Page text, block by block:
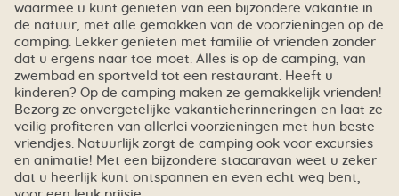
waarmee u kunt genieten van een bijzondere vakantie in
de natuur, met alle gemakken van de voorzieningen op de
camping. Lekker genieten met familie of vrienden zonder
dat u ergens naar toe moet. Alles is op de camping, van
zwembad en sportveld tot een restaurant. Heeft u
kinderen? Op de camping maken ze gemakkelijk vrienden!
Bezorg ze onvergetelijke vakantieherinneringen en laat ze
veilig profiteren van allerlei voorzieningen met hun beste
vriendjes. Natuurlijk zorgt de camping ook voor excursies
en animatie! Met een bijzondere stacaravan weet u zeker
dat u heerlijk kunt ontspannen en even echt weg bent,